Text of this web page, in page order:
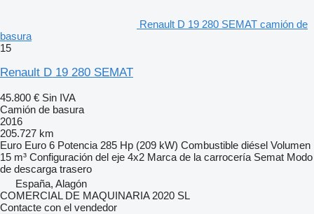
Renault D 19 280 SEMAT camión de
basura
15
Renault D 19 280 SEMAT
45.800 € Sin IVA
Camión de basura
2016
205.727 km
Euro Euro 6 Potencia 285 Hp (209 kW) Combustible diésel Volumen
15 m³ Configuración del eje 4x2 Marca de la carrocería Semat Modo
de descarga trasero
España, Alagón
COMERCIAL DE MAQUINARIA 2020 SL
Contacte con el vendedor